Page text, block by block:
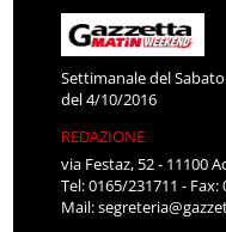
Settimanale del
del 4/10/2016
REDAZIONE
via Festaz, 52 - 11100
Tel: 0165/231711 - Fax:
Mail: